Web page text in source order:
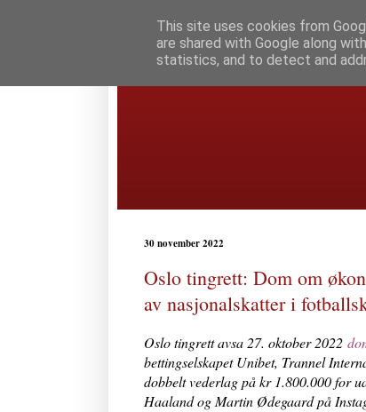
30 november 2022
Oslo tingrett: Dom om
av nasjonalskatter i
Oslo tingrett avsa 27. oktober 2022
bettingselskapet Unibet, Trannel
dobbelt vederlag på kr 1.800.000 for
Haaland og Martin Ødegaard på
This site uses cookies from
are shared with Google along
statistics, and to detect and